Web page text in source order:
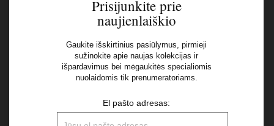
Aš perskaičiau ir sutinku su Privatumo Politikos
Prisijunkite prie
naujienlaiškio
Gaukite išskirtinius pasiūlymus, pirmieji
sužinokite apie naujas kolekcijas ir
išpardavimus bei mėgaukitės specialiomis
nuolaidomis tik prenumeratoriams.
El pašto adresas: